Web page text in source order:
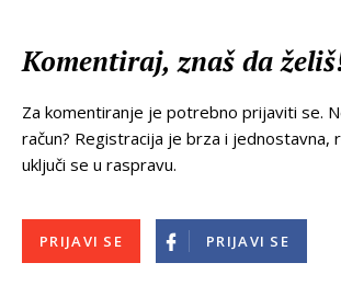
Komentiraj, znaš da
Za komentiranje je potrebno prijaviti se.
račun? Registracija je brza i jednostavna,
uključi se u raspravu.
PRIJAVI SE PRIJAVI SE